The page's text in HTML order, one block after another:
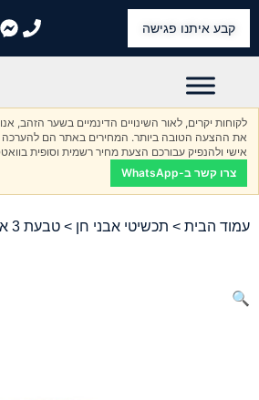
קבע איתנו פגישה
לקוחות יקרים, לאור השינויים הדינמיים בשער הזהב,
את ההצעה הטובה ביותר. המחירים באתר הם
אישי ולהנפיק עבורכם הצעת מחיר רשמית וסופית
צרו קשר ב-WhatsApp
עמוד הבית > תכשיטי אבני חן > טבעת 3 אבנים רובי עם יהלומים
🔍